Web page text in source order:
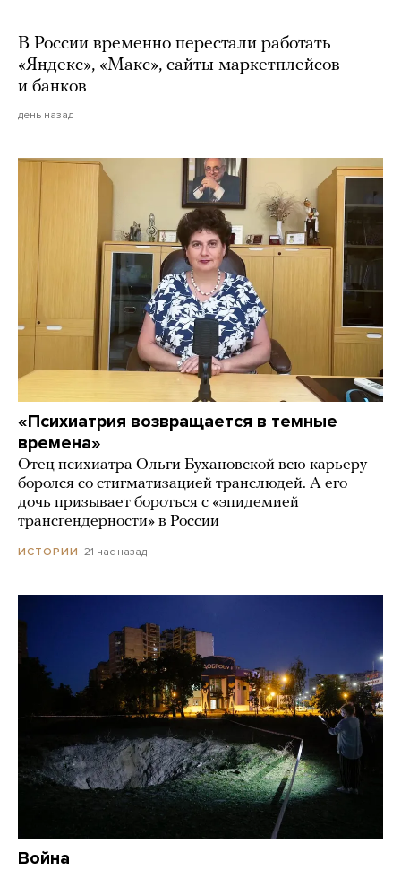
В России временно перестали работать
«Яндекс», «Макс», сайты маркетплейсов
и банков
день назад
«Психиатрия возвращается в темные
времена»
Отец психиатра Ольги Бухановской всю карьеру
боролся со стигматизацией транслюдей. А его
дочь призывает бороться с «эпидемией
трансгендерности» в России
ИСТОРИИ 21 час назад
Война